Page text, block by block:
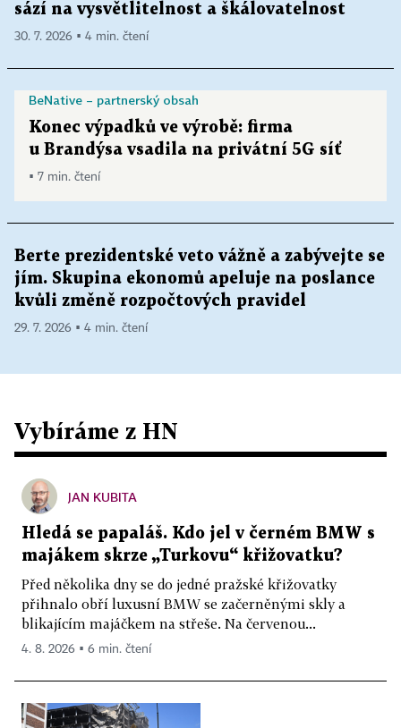
sází na vysvětlitelnost a škálovatelnost
30. 7. 2026 ▪ 4 min. čtení
BeNative – partnerský obsah
Konec výpadků ve výrobě: firma
u Brandýsa vsadila na privátní 5G síť
▪ 7 min. čtení
Berte prezidentské veto vážně a zabývejte se
jím. Skupina ekonomů apeluje na poslance
kvůli změně rozpočtových pravidel
29. 7. 2026 ▪ 4 min. čtení
Vybíráme z HN
JAN KUBITA
Hledá se papaláš. Kdo jel v černém BMW s
majákem skrze „Turkovu“ křižovatku?
Před několika dny se do jedné pražské křižovatky
přihnalo obří luxusní BMW se začerněnými skly a
blikajícím majáčkem na střeše. Na červenou...
4. 8. 2026 ▪ 6 min. čtení